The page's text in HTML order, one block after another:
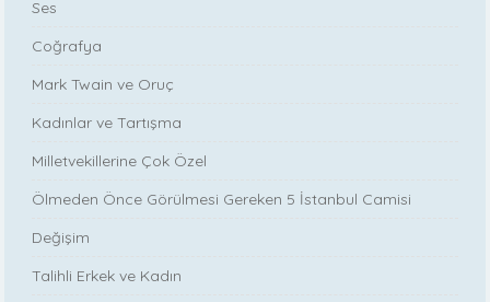
Ses
Coğrafya
Mark Twain ve Oruç
Kadınlar ve Tartışma
Milletvekillerine Çok Özel
Ölmeden Önce Görülmesi Gereken 5 İstanbul Camisi
Değişim
Talihli Erkek ve Kadın